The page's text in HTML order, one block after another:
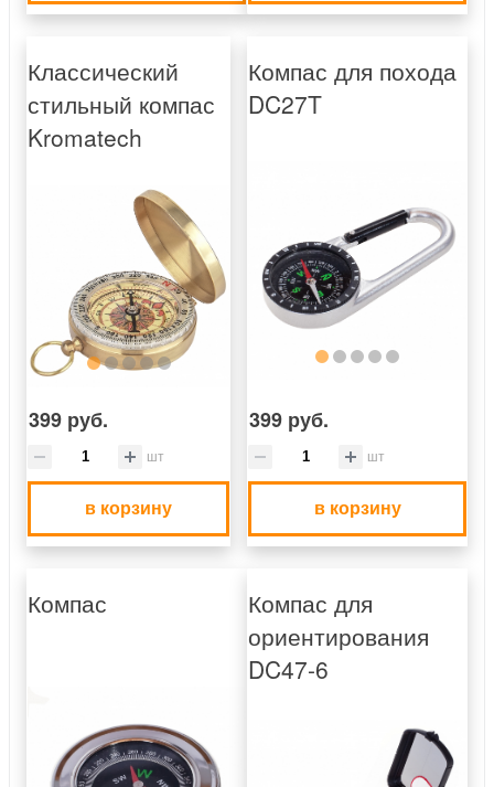
Классический
стильный компас
Kromatech
399 руб.
шт
в корзину
Компас для похода
DC27T
399 руб.
шт
в корзину
Компас
Компас для
ориентирования
DC47-6